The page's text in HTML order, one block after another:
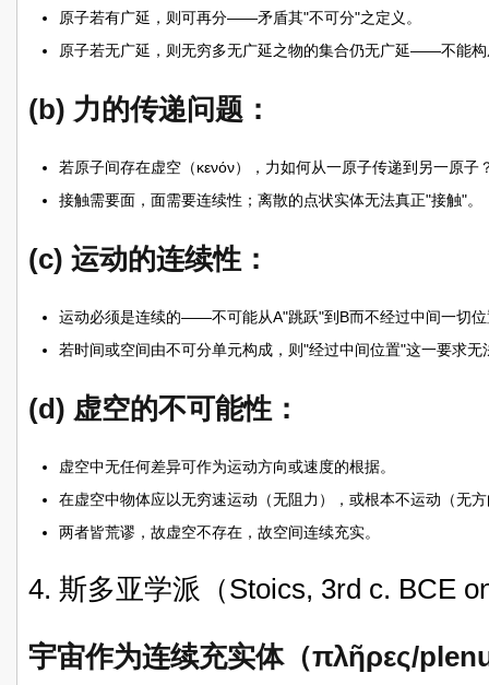
原子若有广延，则可再分——矛盾其"不可分"之定义。
原子若无广延，则无穷多无广延之物的集合仍无广延——不能
(b) 力的传递问题：
若原子间存在虚空（κενόν），力如何从一原子传递到另一原子
接触需要面，面需要连续性；离散的点状实体无法真正"接触"。
(c) 运动的连续性：
运动必须是连续的——不可能从A"跳跃"到B而不经过中间一切
若时间或空间由不可分单元构成，则"经过中间位置"这一要求无
(d) 虚空的不可能性：
虚空中无任何差异可作为运动方向或速度的根据。
在虚空中物体应以无穷速运动（无阻力），或根本不运动（无
两者皆荒谬，故虚空不存在，故空间连续充实。
4. 斯多亚学派（Stoics, 3rd c. BCE
宇宙作为连续充实体（πλῆρες/